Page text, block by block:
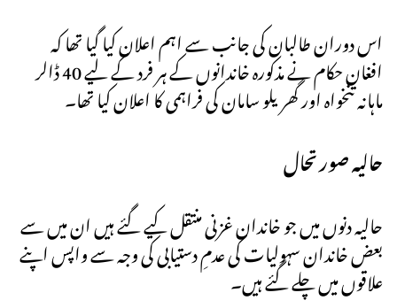
اس دوران طالبان کی جانب سے اہم اعلان کیا گیا تھا کہ
افغان حکام نے مذکورہ خاندانوں کے ہر فرد کے لیے 40 ڈالر
ماہانہ تنخواہ اور گھریلو سامان کی فراہمی کا اعلان کیا تھا۔
حالیہ صورتحال
حالیہ دنوں میں جو خاندان غزنی منتقل کیے گئے ہیں ان میں سے
بعض خاندان سہولیات کی عدمِ دستیابی کی وجہ سے واپس اپنے
علاقوں میں چلے گئے ہیں۔